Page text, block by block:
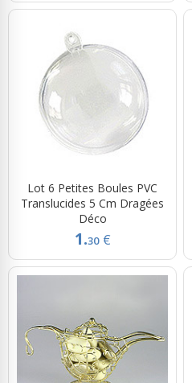
Lot 6 Petites Boules PVC
Translucides 5 Cm Dragées
Déco
1.30 €